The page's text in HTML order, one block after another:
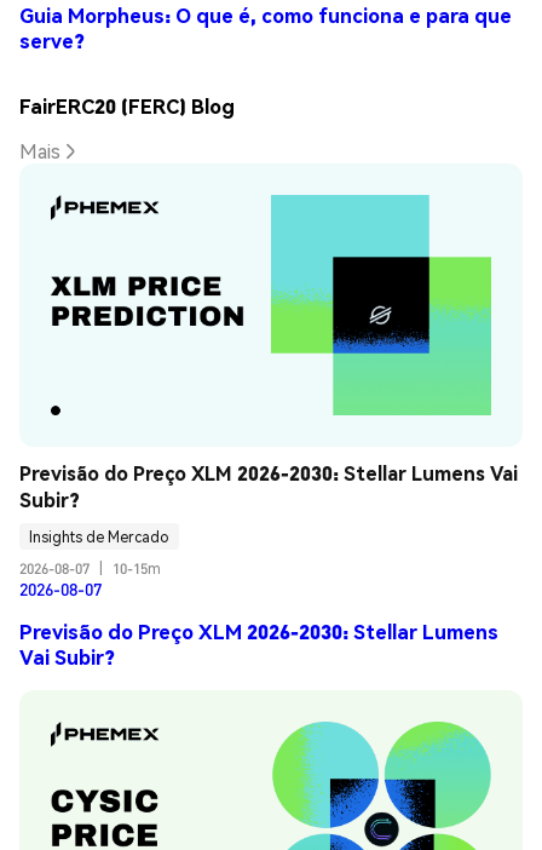
Guia Morpheus: O que é, como funciona e para que
serve?
FairERC20 (FERC) Blog
Mais
Previsão do Preço XLM 2026-2030: Stellar Lumens Vai
Subir?
Insights de Mercado
2026-08-07
10-15m
2026-08-07
Previsão do Preço XLM 2026-2030: Stellar Lumens
Vai Subir?